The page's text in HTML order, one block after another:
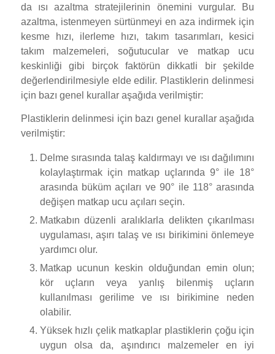
da ısı azaltma stratejilerinin önemini vurgular. Bu
azaltma, istenmeyen sürtünmeyi en aza indirmek için
kesme hızı, ilerleme hızı, takım tasarımları, kesici
takım malzemeleri, soğutucular ve matkap ucu
keskinliği gibi birçok faktörün dikkatli bir şekilde
değerlendirilmesiyle elde edilir. Plastiklerin delinmesi
için bazı genel kurallar aşağıda verilmiştir:
Plastiklerin delinmesi için bazı genel kurallar aşağıda
verilmiştir:
Delme sırasında talaş kaldırmayı ve ısı dağılımını
kolaylaştırmak için matkap uçlarında 9° ile 18°
arasında büküm açıları ve 90° ile 118° arasında
değişen matkap ucu açıları seçin.
Matkabın düzenli aralıklarla delikten çıkarılması
uygulaması, aşırı talaş ve ısı birikimini önlemeye
yardımcı olur.
Matkap ucunun keskin olduğundan emin olun;
kör uçların veya yanlış bilenmiş uçların
kullanılması gerilime ve ısı birikimine neden
olabilir.
Yüksek hızlı çelik matkaplar plastiklerin çoğu için
uygun olsa da, aşındırıcı malzemeler en iyi